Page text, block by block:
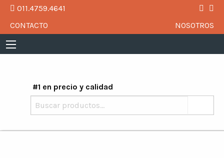
011.4759.4641
CONTACTO
NOSOTROS
#1 en precio y calidad